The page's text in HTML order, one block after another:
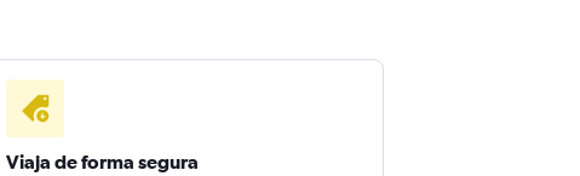
Viaja de forma segura